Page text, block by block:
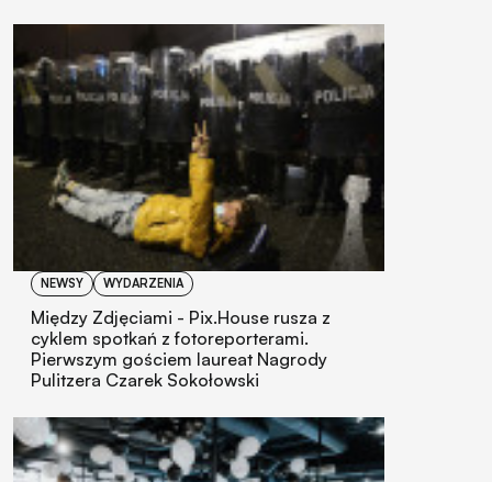
NEWSY WYDARZENIA
Między Zdjęciami - Pix.House rusza z
cyklem spotkań z fotoreporterami.
Pierwszym gościem laureat Nagrody
Pulitzera Czarek Sokołowski